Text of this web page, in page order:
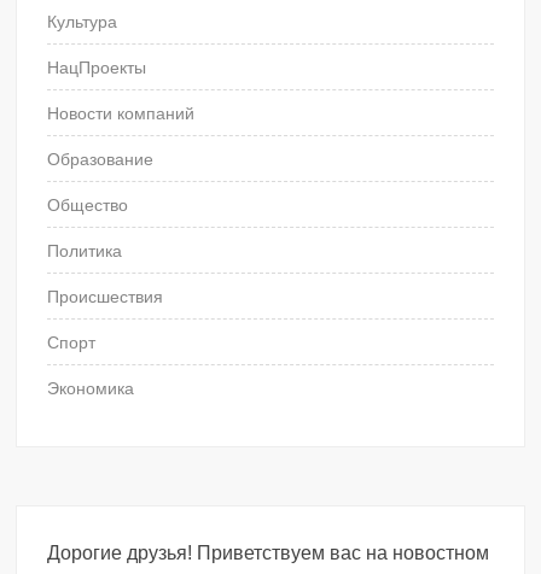
Культура
НацПроекты
Новости компаний
Образование
Общество
Политика
Происшествия
Спорт
Экономика
Дорогие друзья! Приветствуем вас на новостном